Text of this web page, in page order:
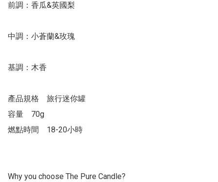
前調：香瓜&英國梨
中調：小蒼蘭&玫瑰
基調：木香
產品規格	旅行迷你罐
容量	70g
燃點時間	18-20小時
Why you choose The Pure Candle?